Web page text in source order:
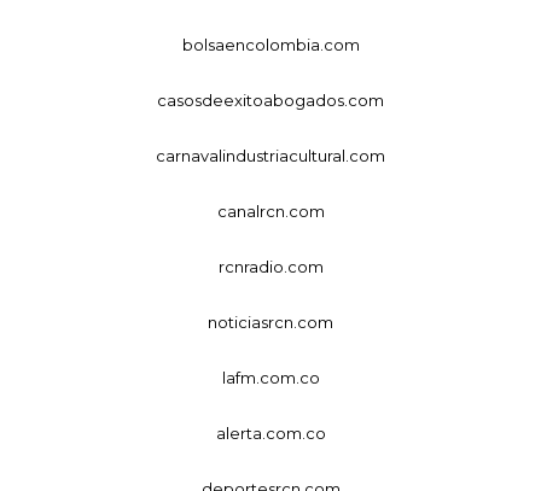
bolsaencolombia.com
casosdeexitoabogados.com
carnavalindustriacultural.com
canalrcn.com
rcnradio.com
noticiasrcn.com
lafm.com.co
alerta.com.co